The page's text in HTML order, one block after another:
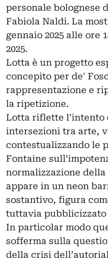
personale bolognese
Fabiola Naldi. La
gennaio 2025 alle ore
2025.
Lotta è un progetto
concepito per de'
rappresentazione e
la ripetizione.
Lotta riflette l'intento
intersezioni tra arte,
contestualizzando le
Fontaine
normalizzazione
appare in un neon
sostantivo, figura
tuttavia pubblicizzato
In particolar modo
sofferma sulla
della crisi